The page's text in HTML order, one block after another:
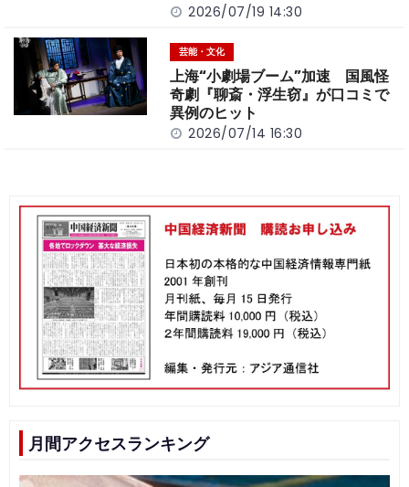
2026/07/19 14:30
芸能・文化
上海“小劇場ブーム”加速 国風怪
奇劇『聊斎・浮生窃』が口コミで
異例のヒット
2026/07/14 16:30
月間アクセスランキング